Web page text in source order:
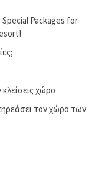
Packages for
χώρο
τον χώρο των